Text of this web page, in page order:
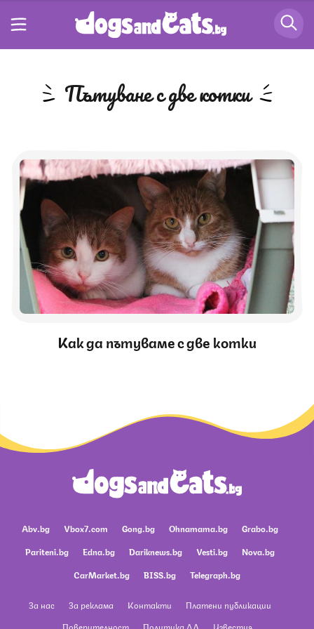
пътуване с две котки
Как да пътуваме с две котки
Abv.bg Vbox7.com Gong.bg Ohnamama.bg
Grabo.bg
Pariteni.bg
Edna.bg Dariknews.bg Vesti.bg
Nova.bg
CarMarket.bg
BISS.bg Telegraph.bg
За нас За реклама Контакти
Платени публикации
Поверителност
Политика ЛД Известия